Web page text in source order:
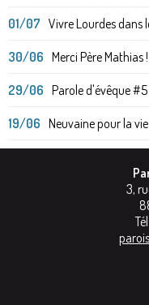
01/07 Vivre Lourdes dans
30/06 Merci Père Mathias !
29/06 Parole d'évêque
19/06 Neuvaine pour la vie
3,
Tél: